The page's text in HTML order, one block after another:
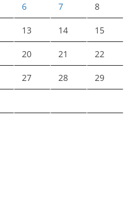
6 7 8
13 14 15
20 21 22
27 28 29